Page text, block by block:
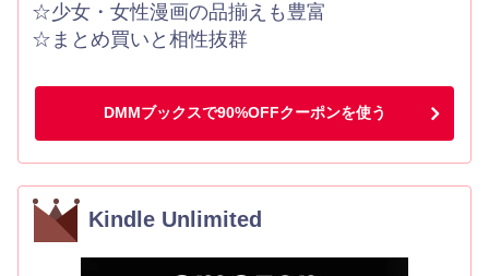
☆少女・女性漫画の品揃えも豊富
☆まとめ買いと相性抜群
DMMブックスで90%OFFクーポンを使う
Kindle Unlimited